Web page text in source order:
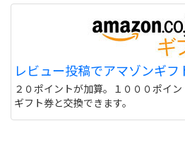
レビュー投稿でアマゾンギフ
２０ポイントが加算。１０００ポイ
ギフト券と交換できます。